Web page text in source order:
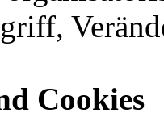
Cookies